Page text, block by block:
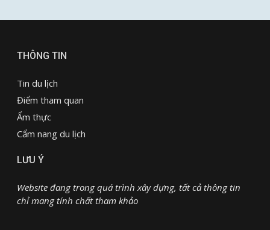
THÔNG TIN
Tin du lịch
Điểm tham quan
Ẩm thực
Cẩm nang du lịch
LƯU Ý
Website đang trong quá trình xây dựng, tất cả thông tin
chỉ mang tính chất tham khảo